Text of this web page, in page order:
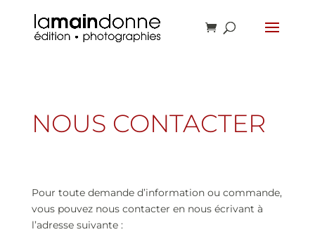
NOUS CONTACTER
Pour toute demande d’information ou commande,
vous pouvez nous contacter en nous écrivant à
l’adresse suivante :